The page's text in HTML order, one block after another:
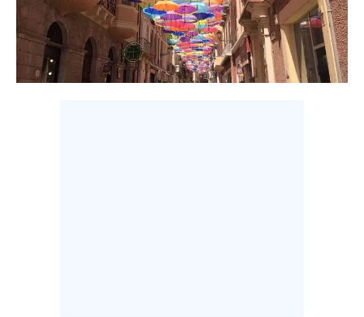
ECONOMIA
SERVIZI ALLE IMPRESE
LAVORO